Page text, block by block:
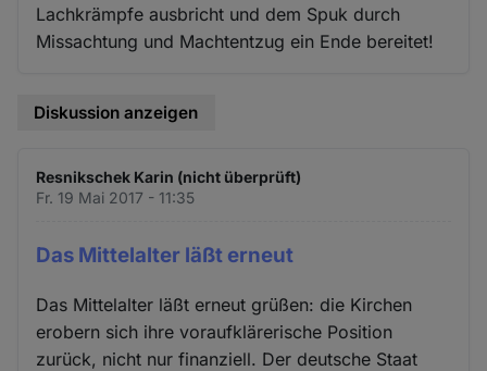
Lachkrämpfe ausbricht und dem Spuk durch
Missachtung und Machtentzug ein Ende bereitet!
Diskussion anzeigen
Resnikschek Karin (nicht überprüft)
Fr. 19 Mai 2017 - 11:35
Das Mittelalter läßt erneut
Das Mittelalter läßt erneut grüßen: die Kirchen
erobern sich ihre voraufklärerische Position
zurück, nicht nur finanziell. Der deutsche Staat